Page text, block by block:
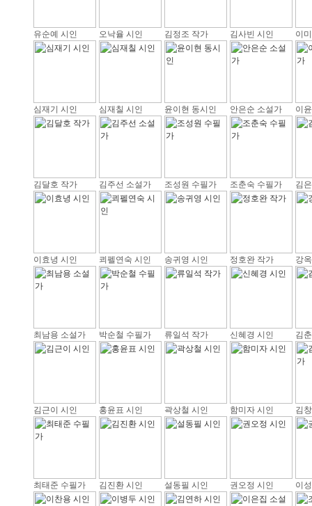
유순예 시인 오낙율 시인 김정조 작가 김사빈 시인 이
심재기 시인 심재칠 시인 윤이현 동시인 안은순 소설가 이
김달호 작가 김주선 소설가 조성원 수필가 조춘숙 수필가 김
이효녕 시인 쾨펠연숙 시인 송귀영 시인 정호완 작가 강
최남용 소설가 박순철 수필가 류일석 작가 신혜경 시인 김
김근이 시인 홍윤표 시인 곽상철 시인 함미자 시인 김
최태준 수필가 김진환 시인 설동필 시인 권오정 시인 이